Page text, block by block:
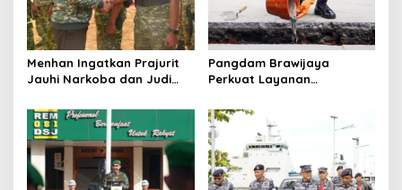
Menhan Ingatkan Prajurit
Jauhi Narkoba dan Judi
TP 933/Macan Wilis
Pangdam Brawijaya
Perkuat Layanan
Pangan, hingga Satuan
Baru di Malang